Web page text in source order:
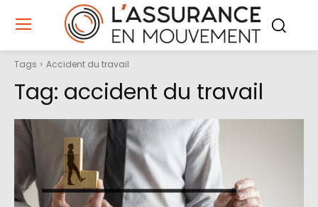
Tags Accident du travail
Tag: accident du travail